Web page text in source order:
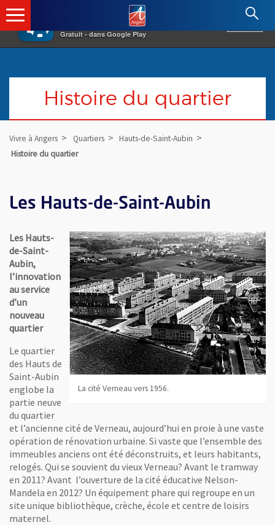
×
Gratuit - dans Google Play
Angers.fr : Retour à l'accueil
Histoire du quartier
Vivre à Angers Quartiers
Hauts-de-Saint-Aubin
Histoire du quartier
Les Hauts-de-Saint-Aubin
La cité Verneau vers 1956.
Les Hauts-
de-Saint-
Aubin,
l’innovation
au service
d’un
nouveau
quartier
Le quartier
des Hauts de
Saint-Aubin
englobe la
partie neuve
du quartier
et l’ancienne cité de Verneau, aujourd’hui en proie à une vaste
opération de rénovation urbaine. Si vaste que l’ensemble des
immeubles anciens ont été déconstruits, et leurs habitants,
relogés. Qui se souvient du vieux Verneau? Avant le tramway
en 2011? Avant l’ouverture de la cité éducative Nelson-
Mandela en 2012? Un équipement phare qui regroupe en un
site unique bibliothèque, crèche, école et centre de loisirs
maternel.